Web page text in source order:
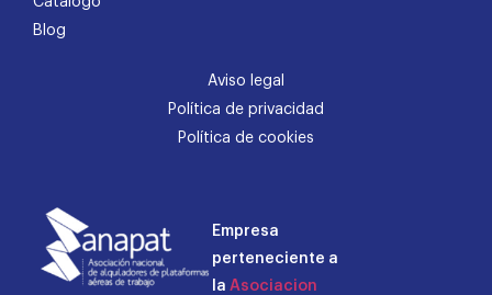
Blog
Aviso legal
Política de privacidad
Política de cookies
Empresa
perteneciente a
la Asociacion